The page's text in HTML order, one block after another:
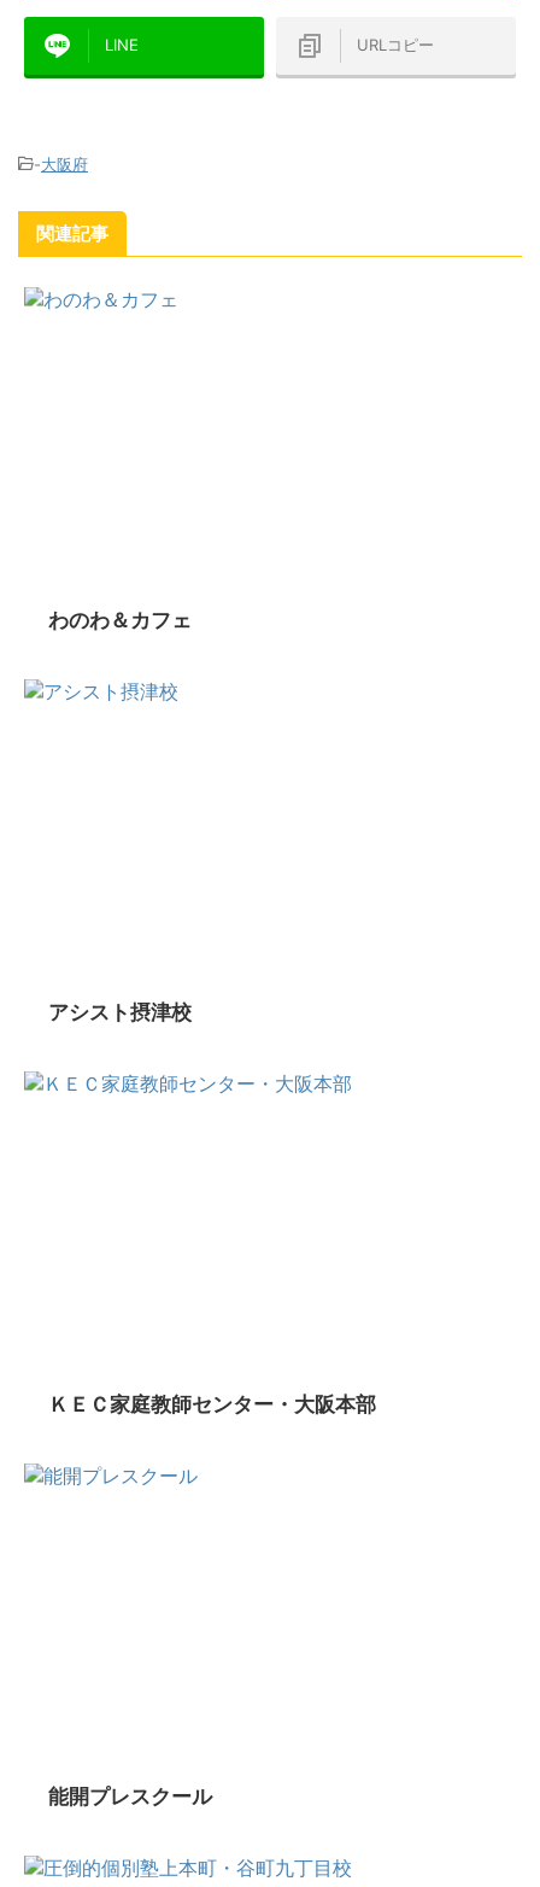
LINE URLコピー
-大阪府
関連記事
わのわ＆カフェ
アシスト摂津校
ＫＥＣ家庭教師センター・大阪本部
能開プレスクール